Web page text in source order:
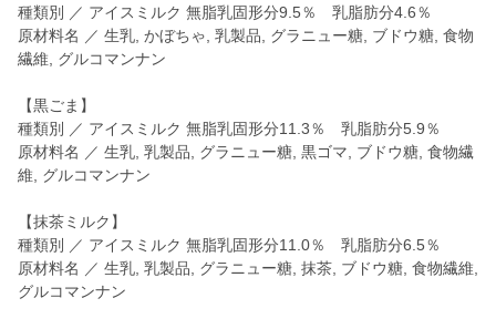
種類別 ／ アイスミルク 無脂乳固形分9.5％ 乳脂肪分4.6％
原材料名 ／ 生乳, かぼちゃ, 乳製品, グラニュー糖, ブドウ糖, 食物
繊維, グルコマンナン
【黒ごま】
種類別 ／ アイスミルク 無脂乳固形分11.3％ 乳脂肪分5.9％
原材料名 ／ 生乳, 乳製品, グラニュー糖, 黒ゴマ, ブドウ糖, 食物繊
維, グルコマンナン
【抹茶ミルク】
種類別 ／ アイスミルク 無脂乳固形分11.0％ 乳脂肪分6.5％
原材料名 ／ 生乳, 乳製品, グラニュー糖, 抹茶, ブドウ糖, 食物繊維,
グルコマンナン